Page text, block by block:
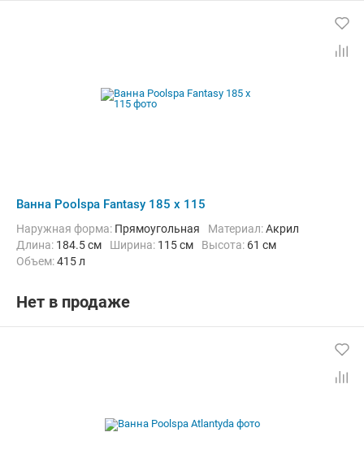
Ванна Poolspa Fantasy 185 x 115
Наружная форма: Прямоугольная Материал:Акрил
Длина: 184.5 см Ширина: 115 см Высота: 61 см
Объем:415 л
Нет в продаже